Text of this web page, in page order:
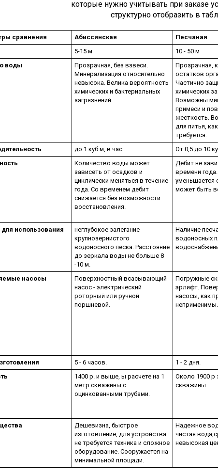
которые нужно учитывать при заказе
структурно отобразить в
сравнения Абиссинская Песчаная
5-15 м 10 - 50 м
воды
Прозрачная, без взвеси.
Минерализация относительно
невысока. Велика вероятность
химических и бактериальных
загрязнений.
Прозрачная,
остатков
Частично
химических
Возможны
примеси и
жесткость.
для питья,
требуется.
до 1 куб.м, в час. От 0,5 до 10
Количество воды может
зависеть от осадков и
циклически меняться в течение
года. Со временем дебит
снижается без возможности
восстановления.
Дебит не
времени
уменьшается
может быть
использования
неглубокое залегание
крупнозернистого
водоносного песка. Расстояние
до зеркала воды не больше 8
-10 м.
Наличие
водоносных
насосы
Поверхностный всасывающий
насос - электрический
роторный или ручной
поршневой.
Погружные
эрлифт.
насосы, как
неприменимы.
5 - 6 часов. 1 - 2 дня.
1400 р. и выше, ы расчете на 1
метр скважины с
оцинкованными трубами.
Около 1900 р
скважины.
Дешевизна, быстрое
изготовление, для устройства
не требуется техника и сложное
оборудование. Сооружается на
минимальной площади.
Надежное
чистая
невысокая